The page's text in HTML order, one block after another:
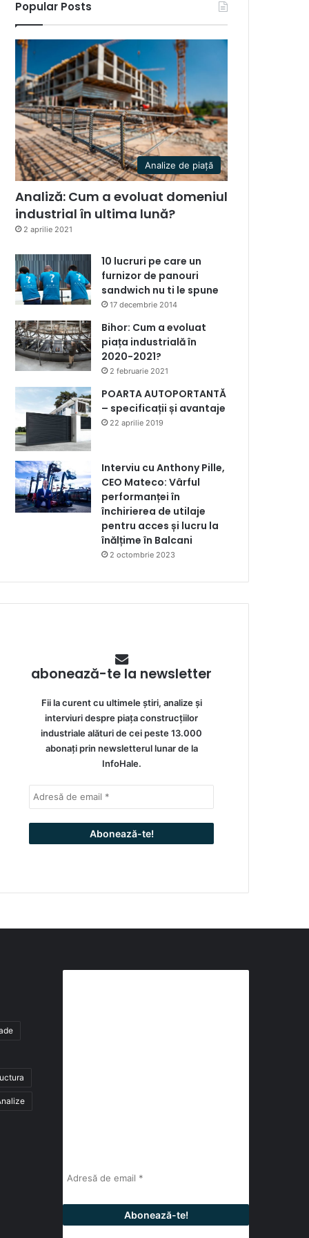
Popular Posts
Analize de piață
Analiză: Cum a evoluat domeniul
industrial în ultima lună?
2 aprilie 2021
10 lucruri pe care un
furnizor de panouri
sandwich nu ti le spune
17 decembrie 2014
Bihor: Cum a evoluat
piața industrială în
2020-2021?
2 februarie 2021
POARTA AUTOPORTANTĂ
– specificații și avantaje
22 aprilie 2019
Interviu cu Anthony Pille,
CEO Mateco: Vârful
performanței în
închirierea de utilaje
pentru acces și lucru la
înălțime în Balcani
2 octombrie 2023
abonează-te la newsletter
Fii la curent cu ultimele știri, analize și
interviuri despre piața construcțiilor
industriale alături de cei peste 13.000
abonați prin newsletterul lunar de la
InfoHale.